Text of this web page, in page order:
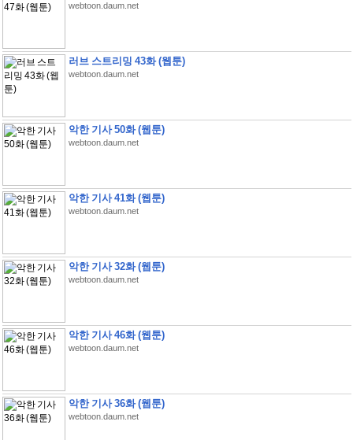
webtoon.daum.net
러브 스트리밍 43화 (웹툰)
webtoon.daum.net
악한 기사 50화 (웹툰)
webtoon.daum.net
악한 기사 41화 (웹툰)
webtoon.daum.net
악한 기사 32화 (웹툰)
webtoon.daum.net
악한 기사 46화 (웹툰)
webtoon.daum.net
악한 기사 36화 (웹툰)
webtoon.daum.net